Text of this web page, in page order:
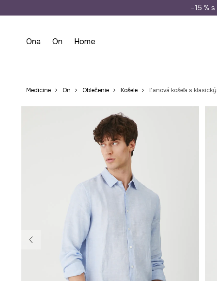
Doprava–15 %
Ona On Home
Medicine On Oblečenie Košele Ľanová košeľa s